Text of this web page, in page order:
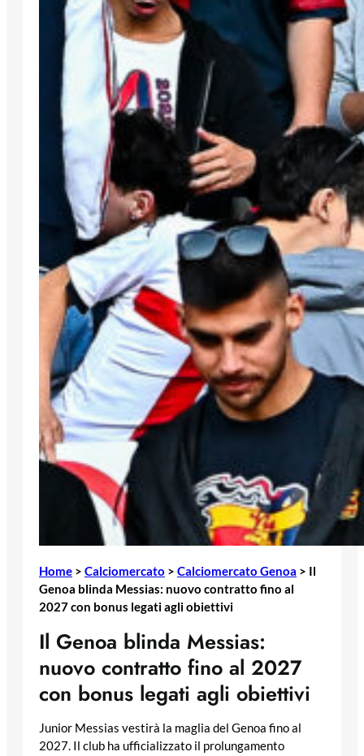
Home > Calciomercato > Calciomercato Genoa > Il
Genoa blinda Messias: nuovo contratto fino al
2027 con bonus legati agli obiettivi
Il Genoa blinda Messias:
nuovo contratto fino al 2027
con bonus legati agli obiettivi
Junior Messias vestirà la maglia del Genoa fino al
2027. Il club ha ufficializzato il prolungamento